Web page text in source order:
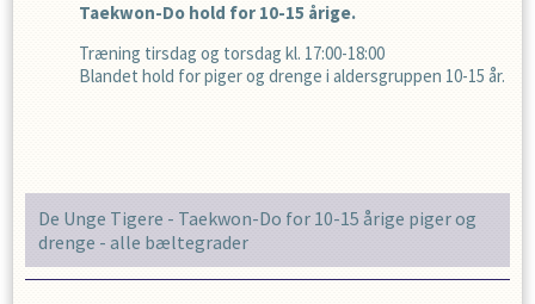
Taekwon-Do hold for 10-15 årige.
Træning tirsdag og torsdag kl. 17:00-18:00
Blandet hold for piger og drenge i aldersgruppen 10-15 år.
De Unge Tigere - Taekwon-Do for 10-15 årige piger og
drenge - alle bæltegrader